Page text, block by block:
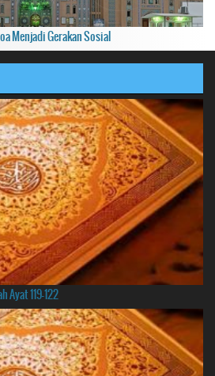
Menjadi Gerakan Sosial
Ayat 119-122